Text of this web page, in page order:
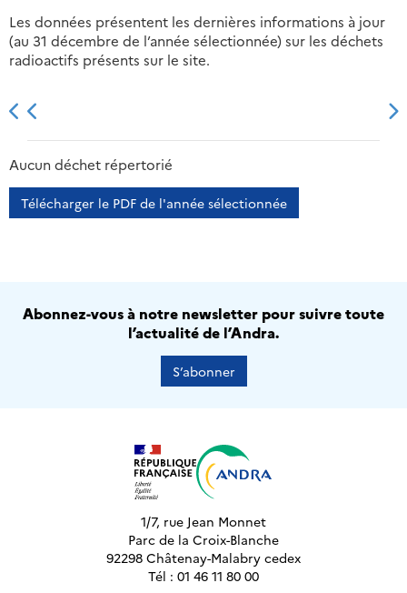
Les données présentent les dernières informations à jour
(au 31 décembre de l’année sélectionnée) sur les déchets
radioactifs présents sur le site.
2013 2014
Aucun déchet répertorié
Télécharger le PDF de l'année sélectionnée
Abonnez-vous à notre newsletter pour suivre toute
l’actualité de l’Andra.
S’abonner
1/7, rue Jean Monnet
Parc de la Croix-Blanche
92298 Châtenay-Malabry cedex
Tél : 01 46 11 80 00